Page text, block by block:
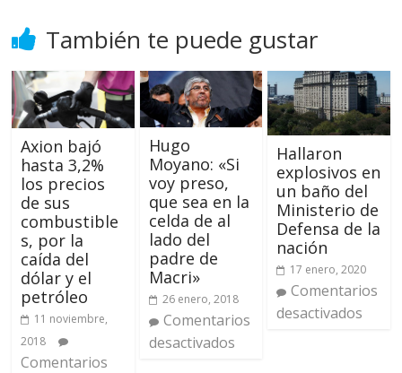
También te puede gustar
Axion bajó
hasta 3,2%
los precios
de sus
combustible
s, por la
caída del
dólar y el
petróleo
11 noviembre,
2018
Comentarios
Hugo
Moyano: «Si
voy preso,
que sea en la
celda de al
lado del
padre de
Macri»
26 enero, 2018
Comentarios
desactivados
Hallaron
explosivos en
un baño del
Ministerio de
Defensa de la
nación
17 enero, 2020
Comentarios
desactivados